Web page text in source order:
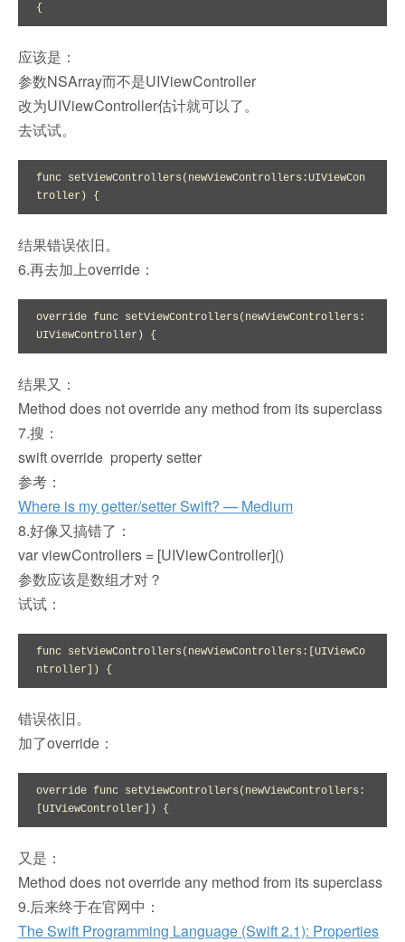
{
应该是：
参数NSArray而不是UIViewController
改为UIViewController估计就可以了。
去试试。
func setViewControllers(newViewControllers:UIViewCon
troller) {
结果错误依旧。
6.再去加上override：
override func setViewControllers(newViewControllers:
UIViewController) {
结果又：
Method does not override any method from its superclass
7.搜：
swift override property setter
参考：
Where is my getter/setter Swift? — Medium
8.好像又搞错了：
var viewControllers = [UIViewController]()
参数应该是数组才对？
试试：
func setViewControllers(newViewControllers:[UIViewCo
ntroller]) {
错误依旧。
加了override：
override func setViewControllers(newViewControllers:
[UIViewController]) {
又是：
Method does not override any method from its superclass
9.后来终于在官网中：
The Swift Programming Language (Swift 2.1): Properties